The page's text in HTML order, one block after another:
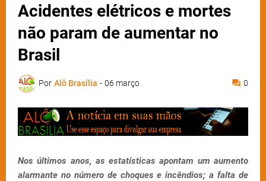
Acidentes elétricos e mortes
não param de aumentar no
Brasil
Por Alô Brasília - 06 março 0
Nos últimos anos, as estatísticas apontam um aumento
alarmante no número de choques e incêndios; a falta de